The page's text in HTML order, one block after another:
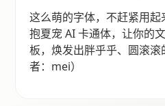
这么萌的字体，不赶紧用
抱夏宠 AI 卡通体，让你的
板，焕发出胖乎乎、圆滚
者：mei）